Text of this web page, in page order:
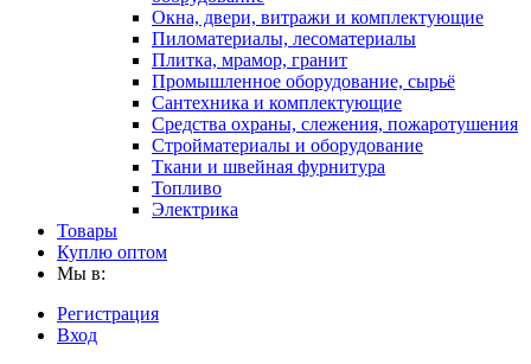
Окна, двери, витражи и комплектующие
Пиломатериалы, лесоматериалы
Плитка, мрамор, гранит
Промышленное оборудование, сырьё
Сантехника и комплектующие
Средства охраны, слежения, пожаротушения
Стройматериалы и оборудование
Ткани и швейная фурнитура
Топливо
Электрика
Товары
Куплю оптом
Мы в:
Регистрация
Вход